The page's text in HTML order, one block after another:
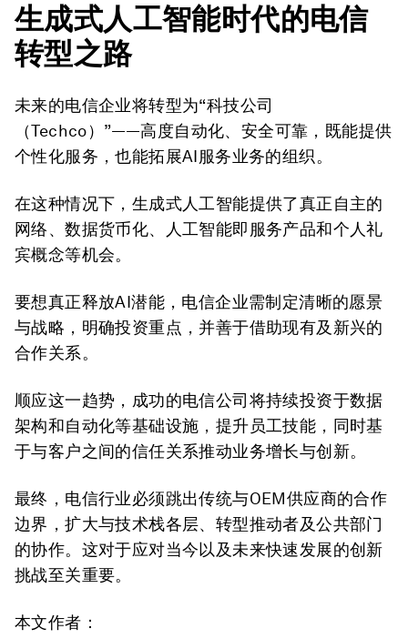
生成式人工智能时代的电信
转型之路
未来的电信企业将转型为“科技公司
（Techco）”——高度自动化、安全可靠，既能提供
个性化服务，也能拓展AI服务业务的组织。
在这种情况下，生成式人工智能提供了真正自主的
网络、数据货币化、人工智能即服务产品和个人礼
宾概念等机会。
要想真正释放AI潜能，电信企业需制定清晰的愿景
与战略，明确投资重点，并善于借助现有及新兴的
合作关系。
顺应这一趋势，成功的电信公司将持续投资于数据
架构和自动化等基础设施，提升员工技能，同时基
于与客户之间的信任关系推动业务增长与创新。
最终，电信行业必须跳出传统与OEM供应商的合作
边界，扩大与技术栈各层、转型推动者及公共部门
的协作。这对于应对当今以及未来快速发展的创新
挑战至关重要。
本文作者：